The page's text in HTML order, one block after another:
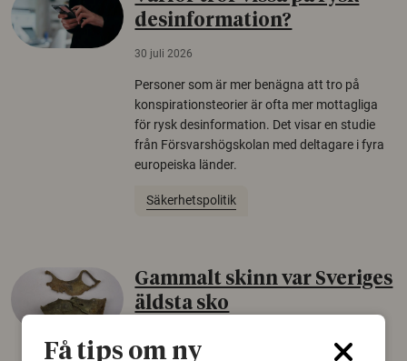
desinformation?
30 juli 2026
Personer som är mer benägna att tro på
konspirationsteorier är ofta mer mottagliga
för rysk desinformation. Det visar en studie
från Försvarshögskolan med deltagare i fyra
europeiska länder.
Säkerhetspolitik
Gammalt skinn var Sveriges
äldsta sko
Få tips om ny